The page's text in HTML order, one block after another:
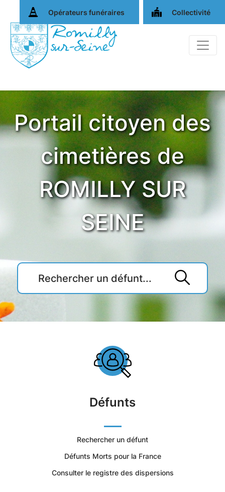
Opérateurs funéraires Collectivité
Portail citoyen des
cimetières de
ROMILLY SUR
SEINE
Accueil
du
Ville
de
Romilly-
Défunts
Rechercher un défunt
Défunts Morts pour la France
Consulter le registre des dispersions